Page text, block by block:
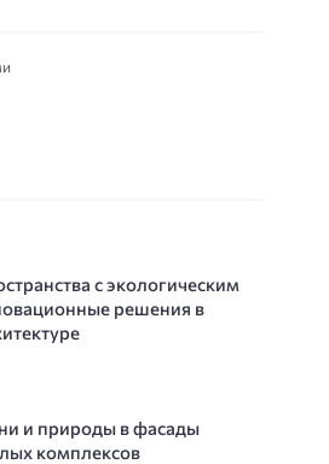
с экологическим
решения в
и природы в фасады
комплексов